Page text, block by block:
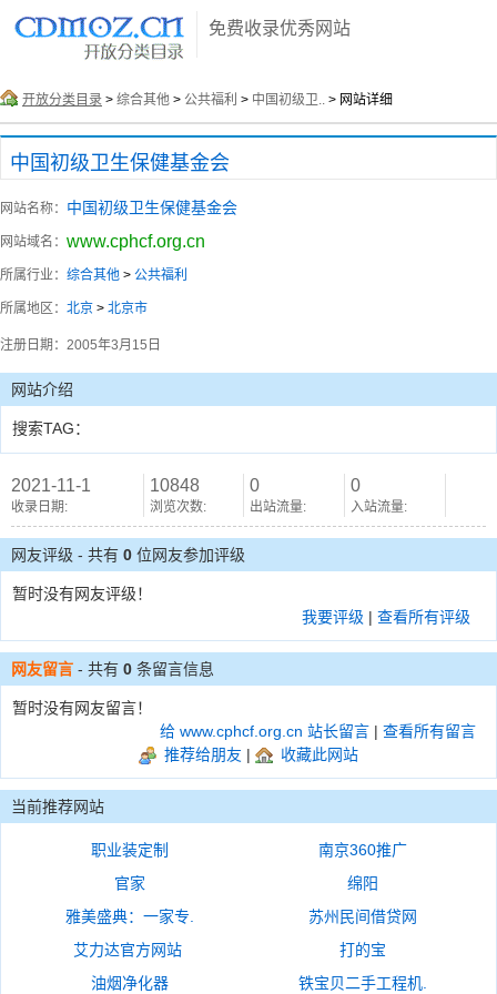
免费收录优秀网站
开放分类目录 > 综合其他 > 公共福利 > 中国初级卫.. > 网站详细
中国初级卫生保健基金会
网站名称： 中国初级卫生保健基金会
网站域名： www.cphcf.org.cn
所属行业： 综合其他 > 公共福利
所属地区： 北京 > 北京市
注册日期： 2005年3月15日
网站介绍
搜索TAG：
2021-11-1
收录日期:
10848
浏览次数:
0
出站流量:
0
入站流量:
网友评级 - 共有 0 位网友参加评级
暂时没有网友评级！
我要评级 | 查看所有评级
网友留言 - 共有 0 条留言信息
暂时没有网友留言！
给 www.cphcf.org.cn 站长留言 | 查看所有留言
推荐给朋友 | 收藏此网站
当前推荐网站
职业装定制
南京360推广
官家
绵阳
雅美盛典：一家专.
苏州民间借贷网
艾力达官方网站
打的宝
油烟净化器
铁宝贝二手工程机.